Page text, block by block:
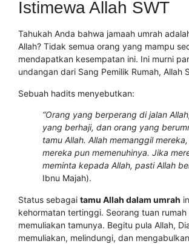
Istimewa Allah SWT
Tahukah Anda bahwa jamaah umrah
Allah? Tidak semua orang yang mampu
mendapatkan kesempatan ini. Ini murni
undangan dari Sang Pemilik Rumah, Allah
Sebuah hadits menyebutkan:
“Orang yang berperang di jalan
yang berhaji, dan orang yang
tamu Allah. Allah memanggil
mereka pun memenuhinya. Jika
meminta kepada Allah, pasti Allah
Ibnu Majah).
Status sebagai tamu Allah dalam umrah
kehormatan tertinggi. Seorang tuan
memuliakan tamunya. Begitu pula Allah,
memuliakan, melindungi, dan